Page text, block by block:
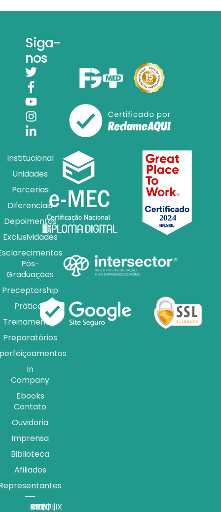
Siga-
nos
Institucional
Unidades
Parcerias
Diferenciais
Depoimentos
Exclusividades
Pós-
Graduações
Preceptorship
Práticas
Treinamentos
Preparatórios
In
Company
Ebooks
Contato
Ouvidoria
Imprensa
Biblioteca
Afiliados
APP |
MEDFLIX
CRED |
BLOG |
TV |